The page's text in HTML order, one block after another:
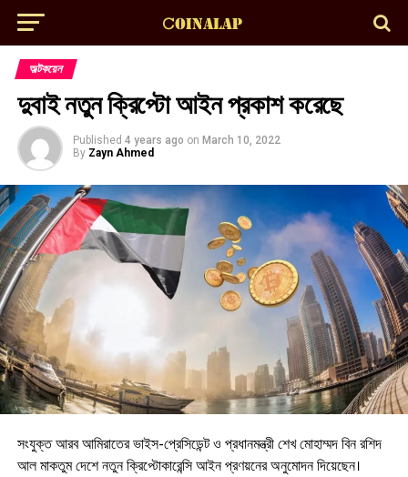
অল্টকয়েন
দুবাই নতুন ক্রিপ্টো আইন প্রকাশ করেছে
Published 4 years ago on March 10, 2022
By Zayn Ahmed
সংযুক্ত আরব আমিরাতের ভাইস-প্রেসিডেন্ট ও প্রধানমন্ত্রী শেখ মোহাম্মদ বিন রশিদ
আল মাকতুম দেশে নতুন ক্রিপ্টোকারেন্সি আইন প্রণয়নের অনুমোদন দিয়েছেন।